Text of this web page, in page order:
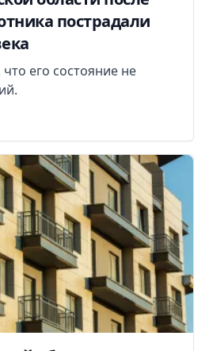
пострадали
его состояние не